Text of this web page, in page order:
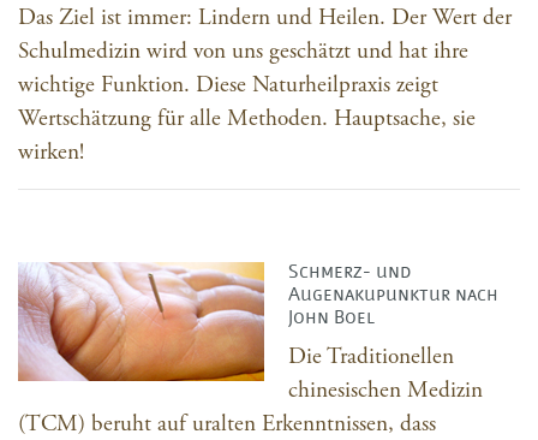
Das Ziel ist immer: Lindern und Heilen. Der Wert der
Schulmedizin wird von uns geschätzt und hat ihre
wichtige Funktion. Diese Naturheilpraxis zeigt
Wertschätzung für alle Methoden. Hauptsache, sie
wirken!
Schmerz- und
Augenakupunktur nach
John Boel
Die Traditionellen
chinesischen Medizin
(TCM) beruht auf uralten Erkenntnissen, dass